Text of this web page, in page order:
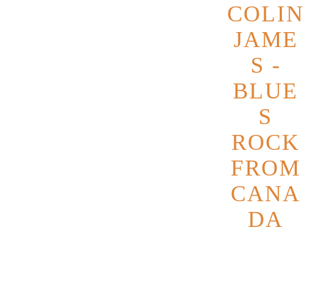
COLIN
JAME
S -
BLUE
S
ROCK
FROM
CANA
DA